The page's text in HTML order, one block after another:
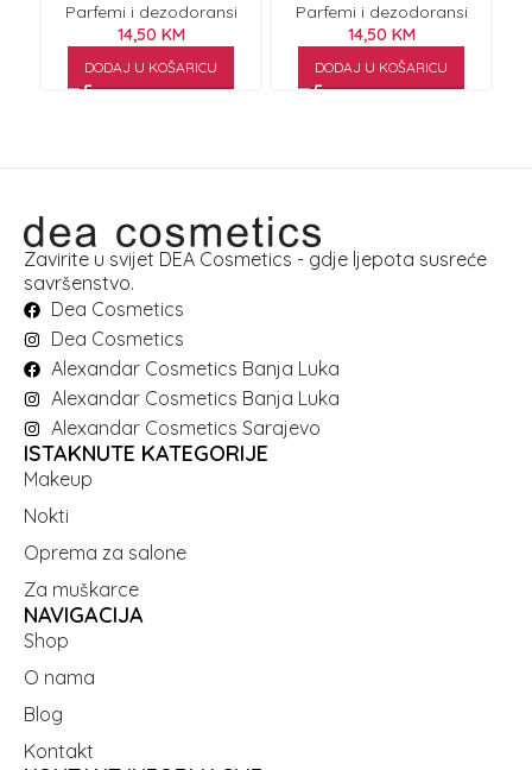
Parfemi i dezodoransi
14,50 KM
DODAJ U KOŠARICU
Parfemi i dezodoransi
14,50 KM
DODAJ U KOŠARICU
Zavirite u svijet DEA Cosmetics - gdje ljepota susreće
savršenstvo.
Dea Cosmetics
Dea Cosmetics
Alexandar Cosmetics Banja Luka
Alexandar Cosmetics Banja Luka
Alexandar Cosmetics Sarajevo
ISTAKNUTE KATEGORIJE
Makeup
Nokti
Oprema za salone
Za muškarce
NAVIGACIJA
Shop
O nama
Blog
Kontakt